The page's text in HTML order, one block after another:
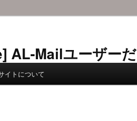
AL-Mailユーザー
イトについて